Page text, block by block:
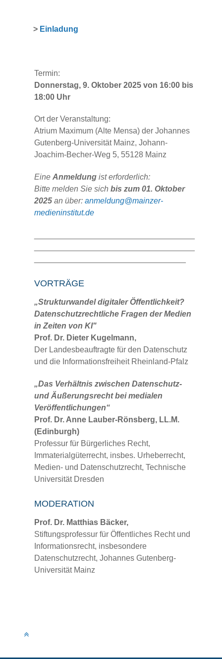
> Einladung
Termin:
Donnerstag, 9. Oktober 2025 von 16:00 bis
18:00 Uhr
Ort der Veranstaltung:
Atrium Maximum (Alte Mensa) der Johannes
Gutenberg-Universität Mainz, Johann-
Joachim-Becher-Weg 5, 55128 Mainz
Eine Anmeldung ist erforderlich:
Bitte melden Sie sich bis zum 01. Oktober
2025 an über: anmeldung@mainzer-
medieninstitut.de
VORTRÄGE
„Strukturwandel digitaler Öffentlichkeit?
Datenschutzrechtliche Fragen der Medien
in Zeiten von KI"
Prof. Dr. Dieter Kugelmann,
Der Landesbeauftragte für den Datenschutz
und die Informationsfreiheit Rheinland-Pfalz
„Das Verhältnis zwischen Datenschutz-
und Äußerungsrecht bei medialen
Veröffentlichungen“
Prof. Dr. Anne Lauber-Rönsberg, LL.M.
(Edinburgh)
Professur für Bürgerliches Recht,
Immaterialgüterrecht, insbes. Urheberrecht,
Medien- und Datenschutzrecht, Technische
Universität Dresden
MODERATION
Prof. Dr. Matthias Bäcker,
Stiftungsprofessur für Öffentliches Recht und
Informationsrecht, insbesondere
Datenschutzrecht, Johannes Gutenberg-
Universität Mainz